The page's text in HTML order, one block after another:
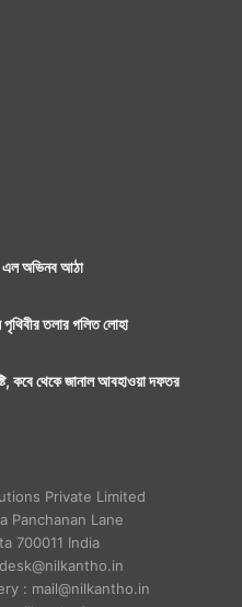
এল অভিনব আঠা
পৃথিবীর তলার গলিত লোহা
কবে থেকে জানাল আবহাওয়া দফতর
Private Limited
Panchanan Lane
700011 India
: mail@nilkantho.in